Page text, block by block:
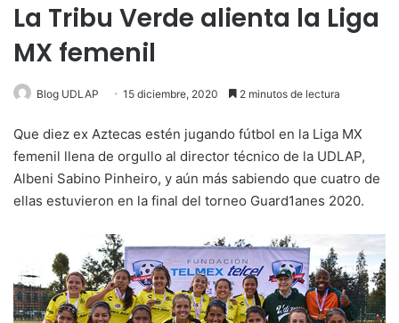
La Tribu Verde alienta la Liga
MX femenil
Blog UDLAP 15 diciembre, 2020 2 minutos de lectura
Que diez ex Aztecas estén jugando fútbol en la Liga MX
femenil llena de orgullo al director técnico de la UDLAP,
Albeni Sabino Pinheiro, y aún más sabiendo que cuatro de
ellas estuvieron en la final del torneo Guard1anes 2020.